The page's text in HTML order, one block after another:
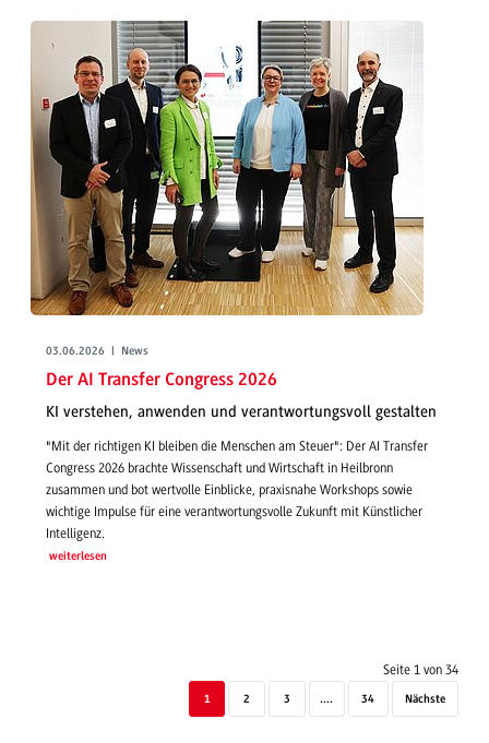
03.06.2026 | News
Der AI Transfer Congress 2026
KI verstehen, anwenden und verantwortungsvoll gestalten
"Mit der richtigen KI bleiben die Menschen am Steuer": Der AI Transfer
Congress 2026 brachte Wissenschaft und Wirtschaft in Heilbronn
zusammen und bot wertvolle Einblicke, praxisnahe Workshops sowie
wichtige Impulse für eine verantwortungsvolle Zukunft mit Künstlicher
Intelligenz.
weiterlesen
Seite 1 von 34
1 2 3 .... 34 Nächste